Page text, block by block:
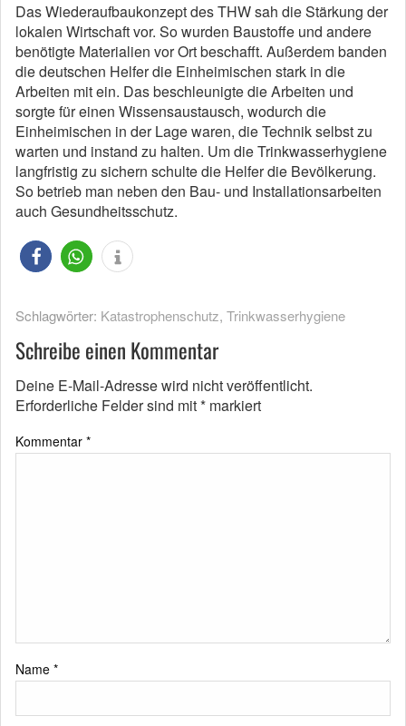
Das Wiederaufbaukonzept des THW sah die Stärkung der
lokalen Wirtschaft vor. So wurden Baustoffe und andere
benötigte Materialien vor Ort beschafft. Außerdem banden
die deutschen Helfer die Einheimischen stark in die
Arbeiten mit ein. Das beschleunigte die Arbeiten und
sorgte für einen Wissensaustausch, wodurch die
Einheimischen in der Lage waren, die Technik selbst zu
warten und instand zu halten. Um die Trinkwasserhygiene
langfristig zu sichern schulte die Helfer die Bevölkerung.
So betrieb man neben den Bau- und Installationsarbeiten
auch Gesundheitsschutz.
Schlagwörter: Katastrophenschutz, Trinkwasserhygiene
Schreibe einen Kommentar
Deine E-Mail-Adresse wird nicht veröffentlicht.
Erforderliche Felder sind mit* markiert
Kommentar *
Name *